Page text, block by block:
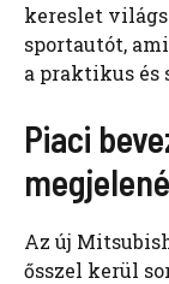
kereslet
sportautót,
a praktikus és
Piaci
Az új
ősszel kerül